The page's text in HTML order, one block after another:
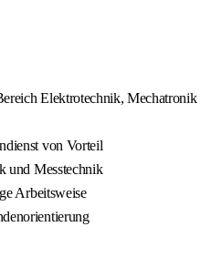
Elektrotechnik, Mechatronik
von Vorteil
und Messtechnik
Arbeitsweise